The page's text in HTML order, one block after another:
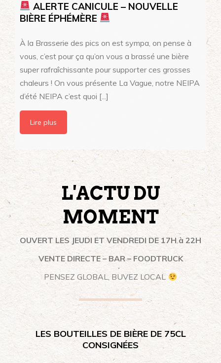
ALERTE CANICULE – NOUVELLE
BIÈRE ÉPHÉMÈRE
À la Brasserie des pics on est sympa, on pense à
vous, c’est pour ça qu’on vous a brassé une bière
super rafraîchissante pour supporter ces grosses
chaleurs ! On vous présente La Vague, notre NEIPA
d’été NEIPA c’est quoi [...]
Lire plus
L'ACTU DU
MOMENT
OUVERT LES JEUDI ET VENDREDI DE 17H à 22H
VENTE DIRECTE – BAR – FOODTRUCK
PENSEZ GLOBAL, BUVEZ LOCAL
LES BOUTEILLES DE BIÈRE DE 75CL
CONSIGNÉES